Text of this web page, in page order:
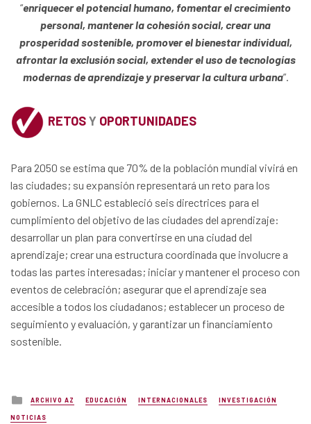
“enriquecer el potencial humano, fomentar el crecimiento
personal, mantener la cohesión social, crear una
prosperidad sostenible, promover el bienestar individual,
afrontar la exclusión social, extender el uso de tecnologías
modernas de aprendizaje y preservar la cultura urbana”.
RETOSY OPORTUNIDADES
Para 2050 se estima que 70% de la población mundial vivirá en
las ciudades; su expansión representará un reto para los
gobiernos. La GNLC estableció seis directrices para el
cumplimiento del objetivo de las ciudades del aprendizaje:
desarrollar un plan para convertirse en una ciudad del
aprendizaje; crear una estructura coordinada que involucre a
todas las partes interesadas; iniciar y mantener el proceso con
eventos de celebración; asegurar que el aprendizaje sea
accesible a todos los ciudadanos; establecer un proceso de
seguimiento y evaluación, y garantizar un financiamiento
sostenible.
Posted
in
ARCHIVO AZ EDUCACIÓN INTERNACIONALES INVESTIGACIÓN
NOTICIAS